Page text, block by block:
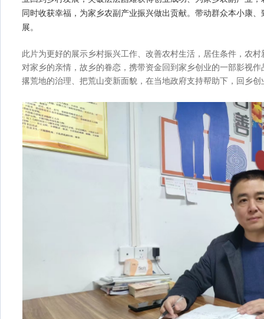
同时收获幸福，为家乡农副产业振兴做出贡献。带动群众本小康、
展。
此片为更好的展示乡村振兴工作、改善农村生活，居住条件，农
对家乡的亲情，故乡的眷恋，携带资金回到家乡创业的一部影视
撂荒地的治理、把荒山变新面貌，在当地政府支持帮助下，回乡